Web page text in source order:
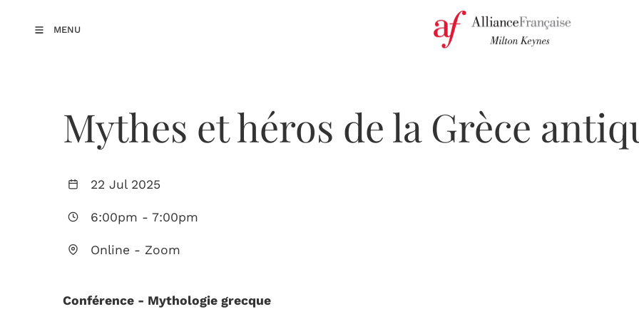
MENU
Mythes et héros de la Grèce
22 Jul 2025
6:00pm - 7:00pm
Online - Zoom
Conférence - Mythologie grecque